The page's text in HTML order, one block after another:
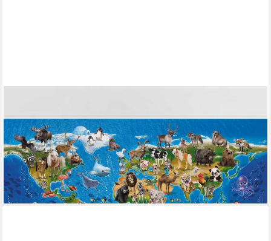
Löwe, Wal, Panda, Kuh, Glatt, Matt, (Vliestapete inkl. Kleister oder
selbstklebend), Mädchenzimmer Jungenzimmer Babyzimmer
Bildtapete Fototapete Wandtapete
ab 29,99 €
(21,89 €/ 1 qm)
lieferbar - in 4-5 Werktagen bei dir